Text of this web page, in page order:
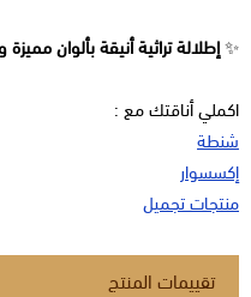
✨إطلالة تراثية أنيقة بألوان
اكملي أناقتك مع :
شنطة
إكسسوار
منتجات تجميل
تقييمات المنتج